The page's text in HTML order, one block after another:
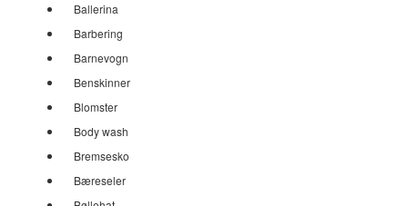
Ballerina
Barbering
Barnevogn
Benskinner
Blomster
Body wash
Bremsesko
Bæreseler